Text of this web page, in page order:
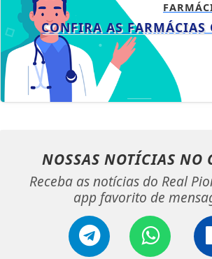
CONFIRA AS FARMÁCIAS
NOSSAS NOTÍCIAS NO
Receba as notícias do Real
app favorito de